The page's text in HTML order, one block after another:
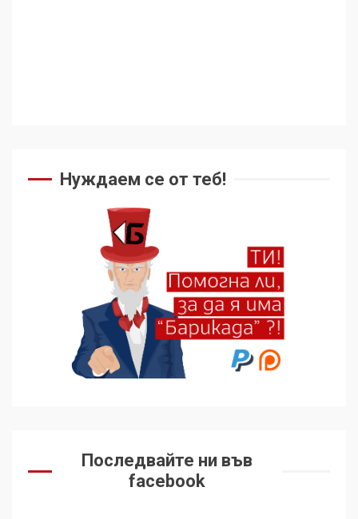
Нуждаем се от теб!
Последвайте ни във
facebook